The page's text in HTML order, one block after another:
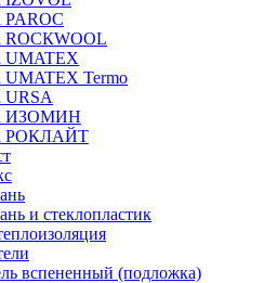
PAROC
ROCКWOOL
UMATEX
UMATEX Termo
URSA
ИЗОМИН
РОКЛАЙТ
и стеклопластик
вспененный (подложка)